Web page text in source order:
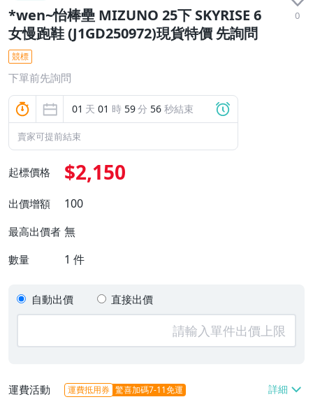
*wen~怡棒壘 MIZUNO 25下 SKYRISE 6
女慢跑鞋 (J1GD250972)現貨特價 先詢問
0
競標
下單前先詢問
01 天 01 時 59分 54 秒結束
賣家可提前結束
起標價格 $2,150
出價增額 100
最高出價者 無
數量 1 件
自動出價 直接出價
運費活動 運費抵用券 驚喜加碼7-11免運